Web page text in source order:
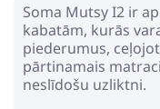
Soma Mutsy I2 ir
kabatām, kurās
piederumus,
pārtinamais
neslīdošu uzliktni.